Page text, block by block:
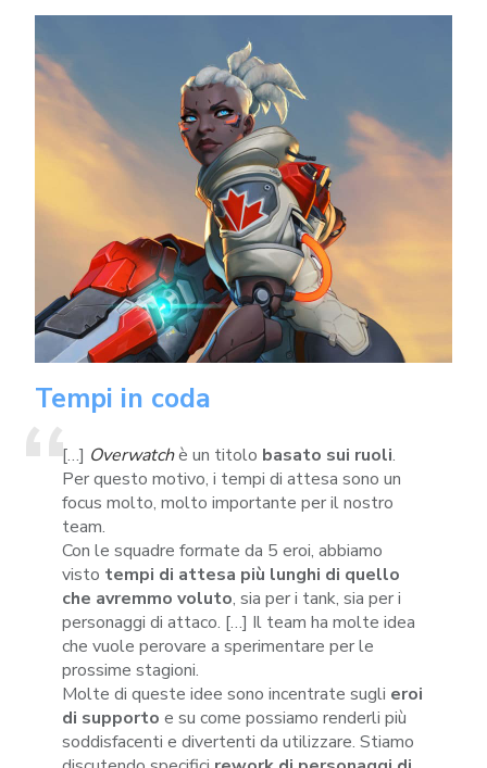
Tempi in coda
[…] Overwatchè un titolo basato sui ruoli.
Per questo motivo, i tempi di attesa sono un
focus molto, molto importante per il nostro
team.
Con le squadre formate da 5 eroi, abbiamo
visto tempi di attesa più lunghi di quello
che avremmo voluto, sia per i tank, sia per i
personaggi di attaco. […] Il team ha molte idea
che vuole perovare a sperimentare per le
prossime stagioni.
Molte di queste idee sono incentrate sugli eroi
di supporto e su come possiamo renderli più
soddisfacenti e divertenti da utilizzare. Stiamo